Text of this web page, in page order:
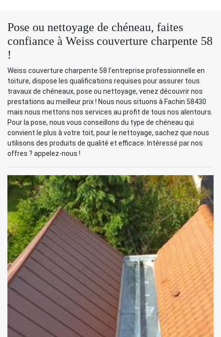
Pose ou nettoyage de chéneau, faites
confiance à Weiss couverture charpente 58
!
Weiss couverture charpente 58 l’entreprise professionnelle en
toiture, dispose les qualifications requises pour assurer tous
travaux de chéneaux, pose ou nettoyage, venez découvrir nos
prestations au meilleur prix ! Nous nous situons à Fachin 58430
mais nous mettons nos services au profit de tous nos alentours.
Pour la pose, nous vous conseillons du type de chéneau qui
convient le plus à votre toit, pour le nettoyage, sachez que nous
utilisons des produits de qualité et efficace. Intéressé par nos
offres ? appelez-nous !